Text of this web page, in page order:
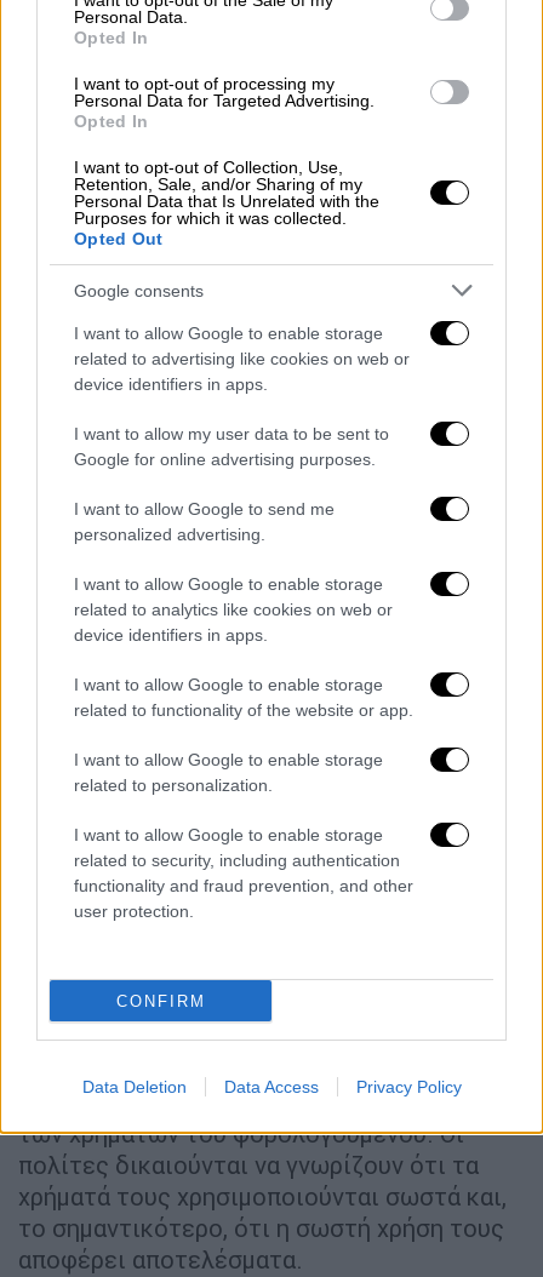
Personal Data.
Opted In
I want to opt-out of processing my
Personal Data for Targeted Advertising.
Opted In
I want to opt-out of Collection, Use,
Retention, Sale, and/or Sharing of my
Personal Data that Is Unrelated with the
Purposes for which it was collected.
Opted Out
Google consents
I want to allow Google to enable storage
related to advertising like cookies on web or
device identifiers in apps.
I want to allow my user data to be sent to
Google for online advertising purposes.
I want to allow Google to send me
personalized advertising.
I want to allow Google to enable storage
related to analytics like cookies on web or
device identifiers in apps.
I want to allow Google to enable storage
related to functionality of the website or app.
I want to allow Google to enable storage
related to personalization.
I want to allow Google to enable storage
related to security, including authentication
functionality and fraud prevention, and other
user protection.
CONFIRM
Data Deletion Data Access Privacy Policy
μια σημαντική ευκαιρία να υιοθετήσει
σημαντικές μεταρρυθμίσεις σε αυτόν τον
τομέα και να θέσει τις βάσεις για τον
ευρύτερο εκσυγχρονισμό του οικονομικού
Ο κ. Σταϊκούρας
Ο Υπουργός Οικονομικών κατά την
τοποθέτησή του, τόνισε: «Το Υπουργείο
Οικονομικών έχει ήδη σημειώσει σημαντική
πρόοδο στον τομέα της διαχείρισης των
δημοσίων οικονομικών, υλοποιώντας
δαπανών και η σταδιακή καθιέρωση του
προϋπολογισμού επιδόσεων, ενώ επιπλέον
εργάζεται μεθοδικά για την ανάπτυξη ενός
πλαισίου πράσινου προϋπολογισμού.
Συνεχίζουμε και θα συνεχίσουμε να
εργαζόμαστε για την εφαρμογή
διαρθρωτικών μεταρρυθμίσεων που
διασφαλίζουν τη βιωσιμότητα των
δημοσίων οικονομικών, τη βελτίωση των
οικονομικών, της αποδοτικότητας και της
αποτελεσματικότητας της Δημόσιας
κάθε υφιστάμενης και μελλοντικής
πρόκλησης».
Ο κ. Σκυλακάκης
Ο Αναπληρωτής Υπουργός Οικονομικών, κ.
Θόδωρος Σκυλακάκης ανέφερε τα εξής: «Στη
μετά-Covid εποχή, η σωστή χρήση των
δημόσιων πόρων βρίσκεται στο επίκεντρο
των συζητήσεων για τον τρόπο κατανομής
των χρημάτων του φορολογούμενου. Oι
πολίτες δικαιούνται να γνωρίζουν ότι τα
χρήματά τους χρησιμοποιούνται σωστά και,
το σημαντικότερο, ότι η σωστή χρήση τους
αποφέρει αποτελέσματα.